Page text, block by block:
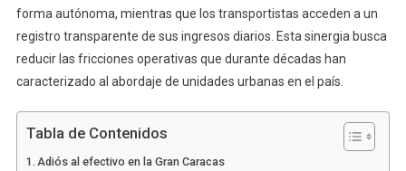
forma autónoma, mientras que los transportistas acceden a un
registro transparente de sus ingresos diarios. Esta sinergia busca
reducir las fricciones operativas que durante décadas han
caracterizado al abordaje de unidades urbanas en el país.
Tabla de Contenidos
Adiós al efectivo en la Gran Caracas